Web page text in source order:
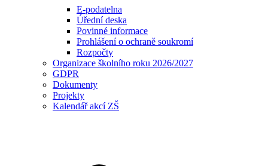
E-podatelna
Úřední deska
Povinné informace
Prohlášení o ochraně soukromí
Rozpočty
Organizace školního roku 2026/2027
GDPR
Dokumenty
Projekty
Kalendář akcí ZŠ